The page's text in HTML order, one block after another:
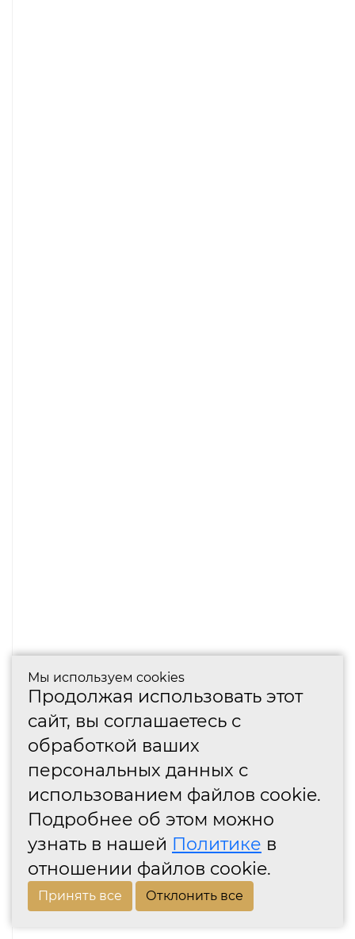
Мы используем cookies
Продолжая использовать этот
сайт, вы соглашаетесь с
обработкой ваших
персональных данных с
использованием файлов cookie.
Подробнее об этом можно
узнать в нашей Политике в
отношении файлов cookie.
Принять все Отклонить все